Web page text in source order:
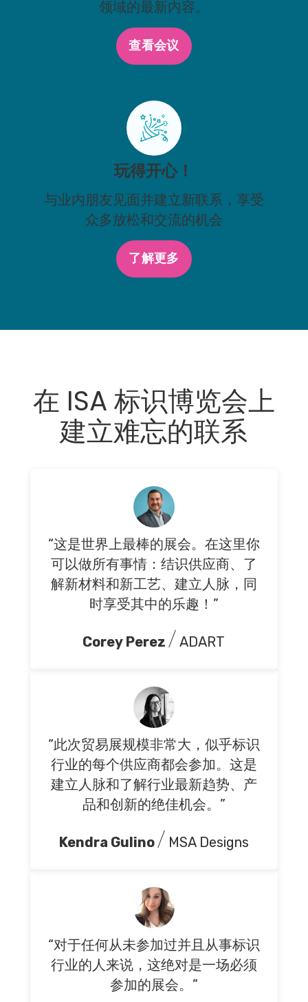
领域的最新内容。
查看会议
玩得开心！
与业内朋友见面并建立新联系，享受
众多放松和交流的机会
了解更多
在 ISA 标识博览会上
建立难忘的联系
“这是世界上最棒的展会。在这里你
可以做所有事情：结识供应商、了
解新材料和新工艺、建立人脉，同
时享受其中的乐趣！”
Corey Perez ADART
“此次贸易展规模非常大，似乎标识
行业的每个供应商都会参加。这是
建立人脉和了解行业最新趋势、产
品和创新的绝佳机会。”
Kendra Gulino MSA Designs
“对于任何从未参加过并且从事标识
行业的人来说，这绝对是一场必须
参加的展会。”